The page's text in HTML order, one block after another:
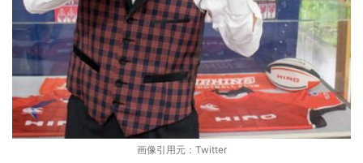
画像引用元：Twitter